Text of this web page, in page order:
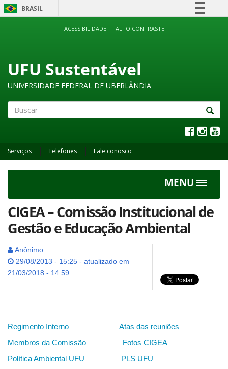
BRASIL
Acesso à informação
Legislação
Canais
ACESSIBILIDADE ALTO CONTRASTE
UFU Sustentável
UNIVERSIDADE FEDERAL DE UBERLÂNDIA
Serviços Telefones Fale conosco
MENU
Toggle
CIGEA – Comissão Institucional de
Gestão e Educação Ambiental
Anônimo
29/08/2013 - 15:25 - atualizado em
21/03/2018 - 14:59
Regimento Interno
Atas das reuniões
Membros da Comissão
Fotos CIGEA
Política Ambiental UFU
PLS UFU